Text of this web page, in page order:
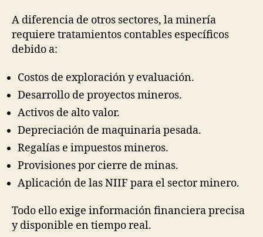
A diferencia de otros sectores, la minería
requiere tratamientos contables específicos
debido a:
Costos de exploración y evaluación.
Desarrollo de proyectos mineros.
Activos de alto valor.
Depreciación de maquinaria pesada.
Regalías e impuestos mineros.
Provisiones por cierre de minas.
Aplicación de las NIIF para el sector minero.
Todo ello exige información financiera precisa
y disponible en tiempo real.